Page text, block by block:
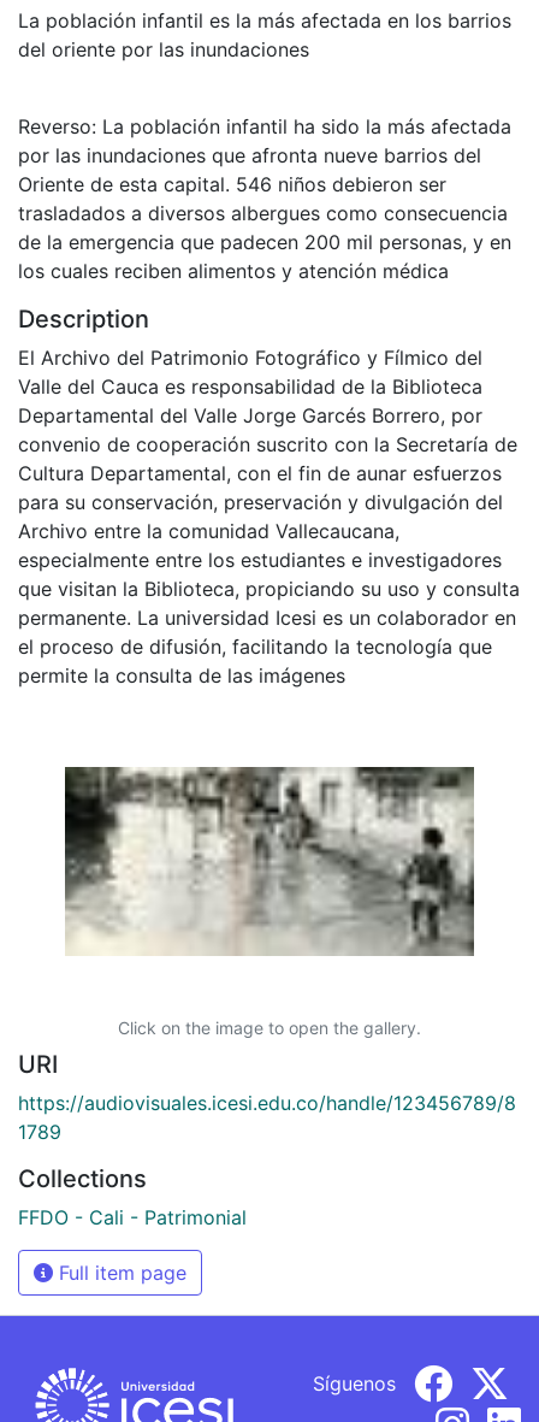
La población infantil es la más afectada en los barrios
del oriente por las inundaciones
Reverso: La población infantil ha sido la más afectada
por las inundaciones que afronta nueve barrios del
Oriente de esta capital. 546 niños debieron ser
trasladados a diversos albergues como consecuencia
de la emergencia que padecen 200 mil personas, y en
los cuales reciben alimentos y atención médica
Description
El Archivo del Patrimonio Fotográfico y Fílmico del
Valle del Cauca es responsabilidad de la Biblioteca
Departamental del Valle Jorge Garcés Borrero, por
convenio de cooperación suscrito con la Secretaría de
Cultura Departamental, con el fin de aunar esfuerzos
para su conservación, preservación y divulgación del
Archivo entre la comunidad Vallecaucana,
especialmente entre los estudiantes e investigadores
que visitan la Biblioteca, propiciando su uso y consulta
permanente. La universidad Icesi es un colaborador en
el proceso de difusión, facilitando la tecnología que
permite la consulta de las imágenes
Click on the image to open the gallery.
URI
https://audiovisuales.icesi.edu.co/handle/123456789/8
1789
Collections
FFDO - Cali - Patrimonial
Full item page
Síguenos